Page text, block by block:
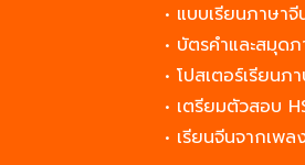
• แบบเรียนภาษา
• บัตรคำและสมุด
• โปสเตอร์เรียนภ
• เตรียมตัวสอบ
• เรียนจีนจากเพล